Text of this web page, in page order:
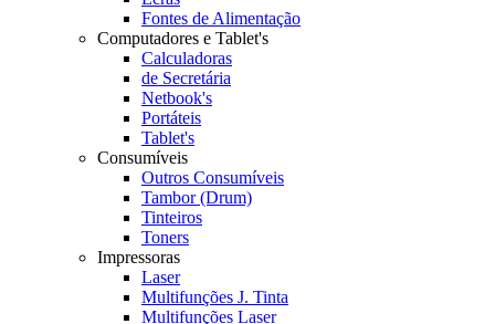
Fontes de Alimentação
Computadores e Tablet's
Calculadoras
de Secretária
Netbook's
Portáteis
Tablet's
Consumíveis
Outros Consumíveis
Tambor (Drum)
Tinteiros
Toners
Impressoras
Laser
Multifunções J. Tinta
Multifunções Laser